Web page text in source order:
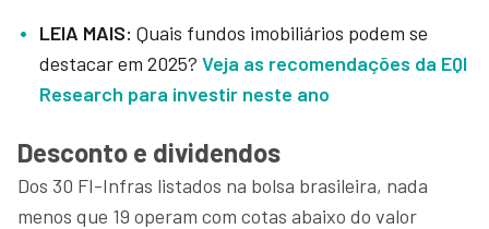
LEIA MAIS: Quais fundos imobiliários podem se
destacar em 2025? Veja as recomendações da EQI
Research para investir neste ano
Desconto e dividendos
Dos 30 FI-Infras listados na bolsa brasileira, nada
menos que 19 operam com cotas abaixo do valor